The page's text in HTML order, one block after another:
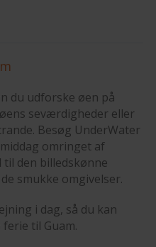
du udforske øen på
seværdigheder eller
Besøg UnderWater
omringet af
den billedskønne
smukke omgivelser.
i dag, så du kan
til Guam.